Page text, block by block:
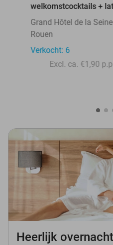
welkomstcocktails +
Grand Hôtel de la Seine
Rouen
Verkocht: 6
Excl. ca. €1,90
Heerlijk